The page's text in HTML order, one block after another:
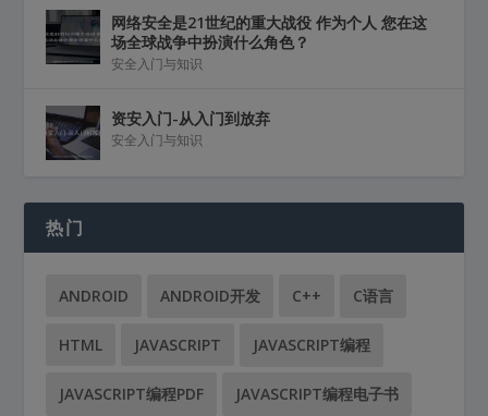
网络安全是21世纪的重大战役 作为个人 您在这
场全球战争中扮演什么角色？
安全入门与知识
资安入门-从入门到放弃
安全入门与知识
热门
ANDROID ANDROID开发 C++ C语言
HTML JAVASCRIPT JAVASCRIPT编程
JAVASCRIPT编程PDF JAVASCRIPT编程电子书